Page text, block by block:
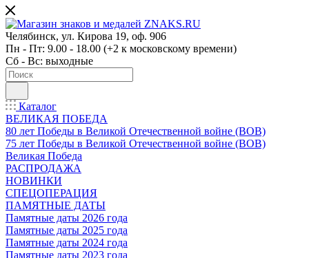
Челябинск, ул. Кирова 19, оф. 906
Пн - Пт: 9.00 - 18.00 (+2 к московскому времени)
Сб - Вс: выходные
Каталог
ВЕЛИКАЯ ПОБЕДА
80 лет Победы в Великой Отечественной войне (ВОВ)
75 лет Победы в Великой Отечественной войне (ВОВ)
Великая Победа
РАСПРОДАЖА
НОВИНКИ
СПЕЦОПЕРАЦИЯ
ПАМЯТНЫЕ ДАТЫ
Памятные даты 2026 года
Памятные даты 2025 года
Памятные даты 2024 года
Памятные даты 2023 года